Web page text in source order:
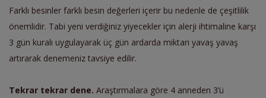
Farklı besinler farklı besin değerleri içerir bu nedenle de çeşitlilik
önemlidir. Tabi yeni verdiğiniz yiyecekler için alerji ihtimaline karşı
3 gün kuralı uygulayarak üç gün ardarda miktarı yavaş yavaş
artırarak denemeniz tavsiye edilir.
Tekrar tekrar dene. Araştırmalara göre 4 anneden 3’ü